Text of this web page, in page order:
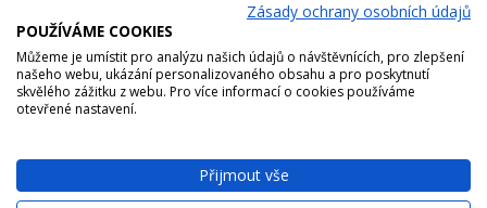
Zásady ochrany osobních údajů
POUŽÍVÁME COOKIES
Můžeme je umístit pro analýzu našich údajů o návštěvnících, pro zlepšení
našeho webu, ukázání personalizovaného obsahu a pro poskytnutí
skvělého zážitku z webu. Pro více informací o cookies používáme
otevřené nastavení.
Přijmout vše